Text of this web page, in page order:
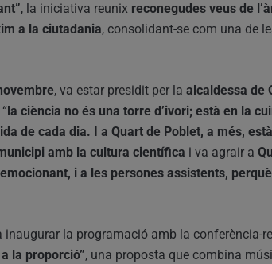
, la iniciativa reunix reconegudes veus de
a la ciutadania, consolidant-se com una de
, va estar presidit per la alcaldessa de
la ciència no és una torre d’ivori; està en la
de cada dia. I a Quart de Poblet, a més,
amb la cultura científica i va agrair a
i a les persones assistents,
inaugurar la programació amb la conferència-
la proporció”, una proposta que combina